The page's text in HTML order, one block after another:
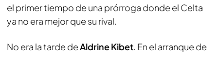
el primer tiempo de una prórroga donde el Celta
ya no era mejor que su rival.
No era la tarde deAldrine Kibet. En el arranque de